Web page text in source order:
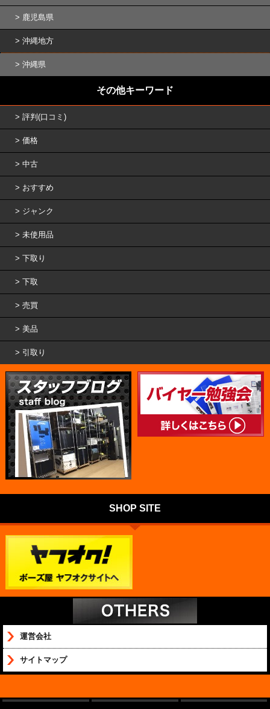
鹿児島県
沖縄地方
沖縄県
その他キーワード
評判(口コミ)
価格
中古
おすすめ
ジャンク
未使用品
下取り
下取
売買
美品
引取り
SHOP SITE
運営会社
サイトマップ